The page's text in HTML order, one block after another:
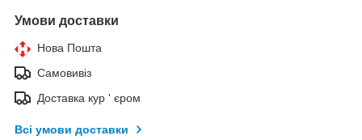
Умови доставки
Нова Пошта
Самовивіз
Доставка кур ' єром
Всі умови доставки